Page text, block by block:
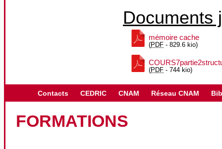
Documents
mémoire cache
(PDF - 829.6 kio)
(PDF - 744 kio)
Contacts CEDRIC CNAM Réseau CNAM
FORMATIONS